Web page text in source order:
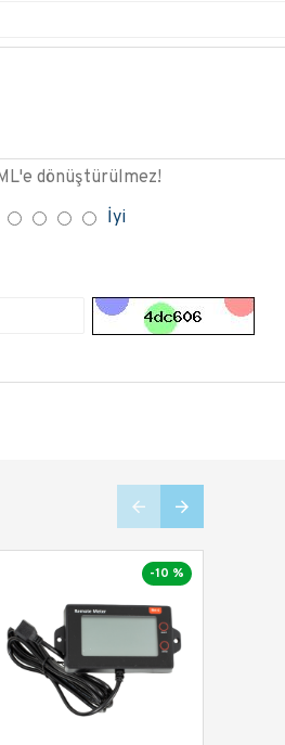
dönüştürülmez!
İyi
-10 %